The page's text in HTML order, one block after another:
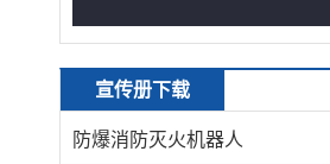
宣传册下载
防爆消防灭火机器人